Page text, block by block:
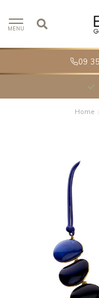
09
MENU
Home /